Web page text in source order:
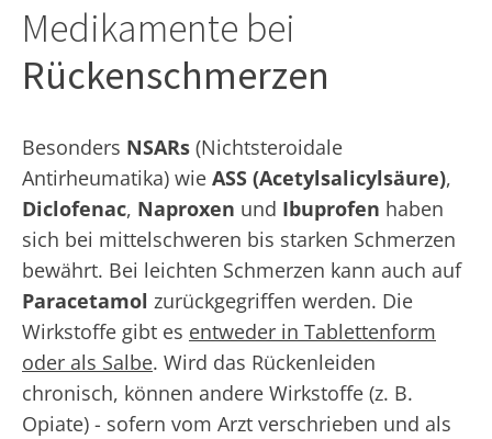
Medikamente bei
Rückenschmerzen
Besonders NSARs (Nichtsteroidale
Antirheumatika) wie ASS (Acetylsalicylsäure),
Diclofenac, Naproxen und Ibuprofen haben
sich bei mittelschweren bis starken Schmerzen
bewährt. Bei leichten Schmerzen kann auch auf
Paracetamol zurückgegriffen werden. Die
Wirkstoffe gibt es entweder in Tablettenform
oder als Salbe. Wird das Rückenleiden
chronisch, können andere Wirkstoffe (z. B.
Opiate) - sofern vom Arzt verschrieben und als